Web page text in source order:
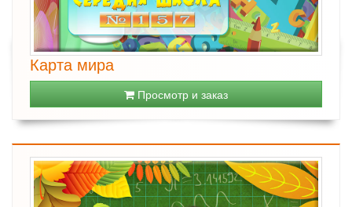
Карта мира
Просмотр и заказ